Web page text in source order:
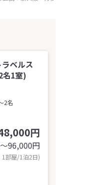
ベルス
1室)
2名
円
96,000円
1部屋/1泊2日)